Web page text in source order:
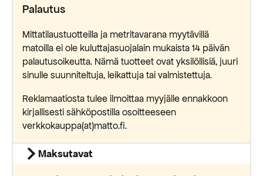
Palautus
Mittatilaustuotteilla ja metritavarana myytävillä
matoilla ei ole kuluttajasuojalain mukaista 14 päivän
palautusoikeutta. Nämä tuotteet ovat yksilöllisiä, juuri
sinulle suunniteltuja, leikattuja tai valmistettuja.
Reklamaatiosta tulee ilmoittaa myyjälle ennakkoon
kirjallisesti sähköpostilla osoitteeseen
verkkokauppa(at)matto.fi.
Maksutavat